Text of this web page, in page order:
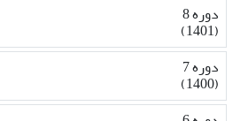
دوره 8
(1401)
دوره 7
(1400)